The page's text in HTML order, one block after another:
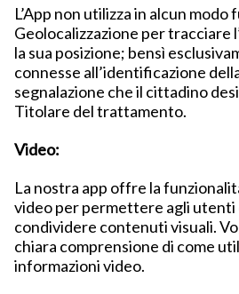
L’App non utilizza in alcun modo
Geolocalizzazione per tracciare
la sua posizione; bensì
connesse all’identificazione
segnalazione che il cittadino
Titolare del trattamento.
Video:
La nostra app offre la
video per permettere agli utenti
condividere contenuti visuali.
chiara comprensione di come
informazioni video.